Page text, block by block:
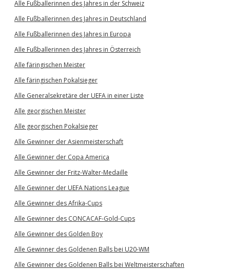
Alle Fußballerinnen des Jahres in der Schweiz
Alle Fußballerinnen des Jahres in Deutschland
Alle Fußballerinnen des Jahres in Europa
Alle Fußballerinnen des Jahres in Österreich
Alle färingischen Meister
Alle färingischen Pokalsieger
Alle Generalsekretäre der UEFA in einer Liste
Alle georgischen Meister
Alle georgischen Pokalsieger
Alle Gewinner der Asienmeisterschaft
Alle Gewinner der Copa America
Alle Gewinner der Fritz-Walter-Medaille
Alle Gewinner der UEFA Nations League
Alle Gewinner des Afrika-Cups
Alle Gewinner des CONCACAF-Gold-Cups
Alle Gewinner des Golden Boy
Alle Gewinner des Goldenen Balls bei U20-WM
Alle Gewinner des Goldenen Balls bei Weltmeisterschaften